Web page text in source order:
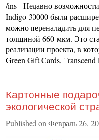
/ins Недавно
Indigo 30000 были
можно переналадить для
толщиной 660 мкм. Это
реализации проекта, в
Green Gift Cards, Transcend
Картонные
экологической
Published on Февраль 26,